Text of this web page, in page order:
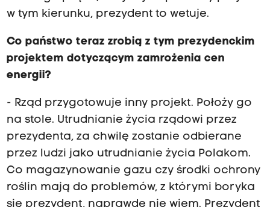
w tym kierunku, prezydent to wetuje.
Co państwo teraz zrobią z tym prezydenckim
projektem dotyczącym zamrożenia cen
energii?
- Rząd przygotowuje inny projekt. Położy go
na stole. Utrudnianie życia rządowi przez
prezydenta, za chwilę zostanie odbierane
przez ludzi jako utrudnianie życia Polakom.
Co magazynowanie gazu czy środki ochrony
roślin mają do problemów, z którymi boryka
się prezydent, naprawdę nie wiem. Prezydent